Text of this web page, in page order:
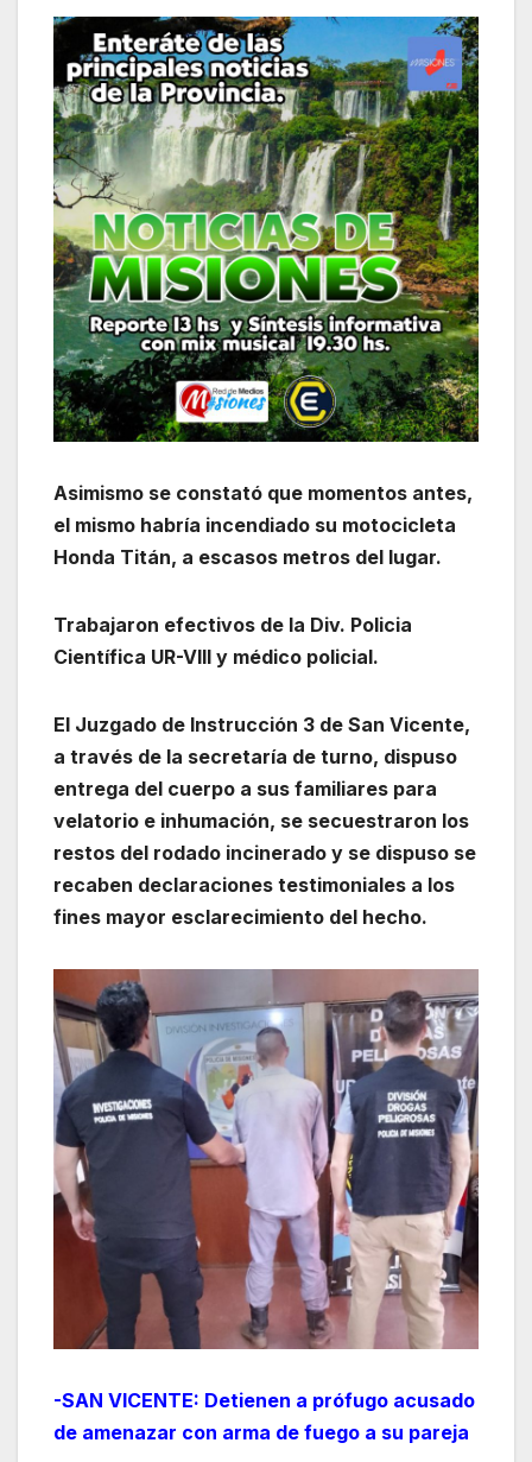
Asimismo se constató que momentos antes,
el mismo habría incendiado su motocicleta
Honda Titán, a escasos metros del lugar.
Trabajaron efectivos de la Div. Policia
Científica UR-VIII y médico policial.
El Juzgado de Instrucción 3 de San Vicente,
a través de la secretaría de turno, dispuso
entrega del cuerpo a sus familiares para
velatorio e inhumación, se secuestraron los
restos del rodado incinerado y se dispuso se
recaben declaraciones testimoniales a los
fines mayor esclarecimiento del hecho.
-SAN VICENTE: Detienen a prófugo acusado
de amenazar con arma de fuego a su pareja